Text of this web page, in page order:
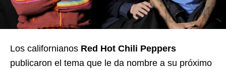
Los californianos Red Hot Chili Peppers
publicaron el tema que le da nombre a su próximo